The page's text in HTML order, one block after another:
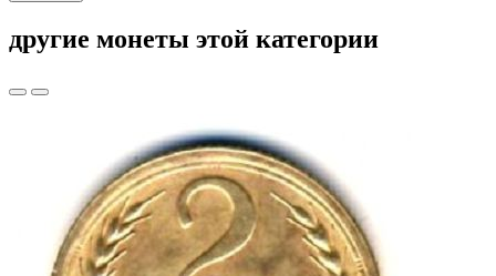
другие монеты этой категории